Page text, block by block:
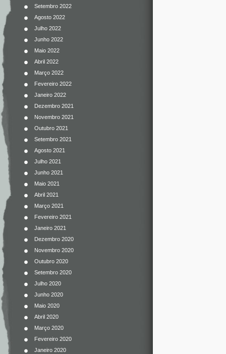
Setembro 2022
Agosto 2022
Julho 2022
Junho 2022
Maio 2022
Abril 2022
Março 2022
Fevereiro 2022
Janeiro 2022
Dezembro 2021
Novembro 2021
Outubro 2021
Setembro 2021
Agosto 2021
Julho 2021
Junho 2021
Maio 2021
Abril 2021
Março 2021
Fevereiro 2021
Janeiro 2021
Dezembro 2020
Novembro 2020
Outubro 2020
Setembro 2020
Julho 2020
Junho 2020
Maio 2020
Abril 2020
Março 2020
Fevereiro 2020
Janeiro 2020